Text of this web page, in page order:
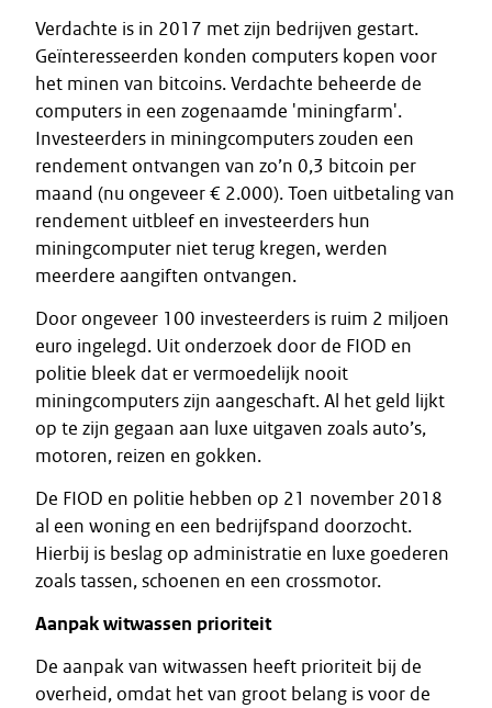
Verdachte is in 2017 met zijn bedrijven gestart.
Geïnteresseerden konden computers kopen voor
het minen van bitcoins. Verdachte beheerde de
computers in een zogenaamde 'miningfarm'.
Investeerders in miningcomputers zouden een
rendement ontvangen van zo’n 0,3 bitcoin per
maand (nu ongeveer € 2.000). Toen uitbetaling van
rendement uitbleef en investeerders hun
miningcomputer niet terug kregen, werden
meerdere aangiften ontvangen.
Door ongeveer 100 investeerders is ruim 2 miljoen
euro ingelegd. Uit onderzoek door de FIOD en
politie bleek dat er vermoedelijk nooit
miningcomputers zijn aangeschaft. Al het geld lijkt
op te zijn gegaan aan luxe uitgaven zoals auto’s,
motoren, reizen en gokken.
De FIOD en politie hebben op 21 november 2018
al een woning en een bedrijfspand doorzocht.
Hierbij is beslag op administratie en luxe goederen
zoals tassen, schoenen en een crossmotor.
Aanpak witwassen prioriteit
De aanpak van witwassen heeft prioriteit bij de
overheid, omdat het van groot belang is voor de